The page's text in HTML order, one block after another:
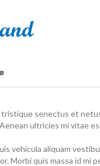
senectus et
ultricies mi vitae
vehicula aliquam
Morbi quis massa id mi